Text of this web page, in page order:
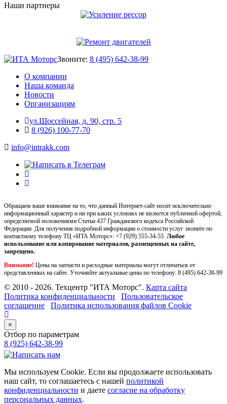
Наши партнеры
Звоните: 8 (495) 642-38-99
О компании
Наша команда
Новости
Организациям
ул.Шоссейная, д. 90, стр. 5
8 (926) 100-77-70
info@intrakk.com
Обращаем ваше внимание на то, что данный Интернет-сайт носит исключительно
информационный характер и ни при каких условиях не является публичной офертой,
определяемой положениями Статьи 437 Гражданского кодекса Российской
Федерации. Для получения подробной информации о стоимости услуг звоните по
контактному телефону ТЦ «ИТА Моторс»: +7 (929) 555-34-55. Любое
использование или копирование материалов, размещенных на сайте,
запрещено.
Внимание! Цены на запчасти и расходные материалы могут отличаться от
представленных на сайте. Уточняйте актуальные цены по телефону: 8 (495) 642-38-99
© 2010 - 2026. Техцентр "ИТА Моторс". Карта сайта
Политика конфиденциальности
Пользовательское
соглашение
Политика использования файлов Cookie
×
Отбор по параметрам
8 (925) 642-38-99
Мы используем Cookie. Если вы продолжаете использовать
наш сайт, то соглашаетесь с нашей политикой
конфиденциальности и даете согласие на обработку
персональных данных.